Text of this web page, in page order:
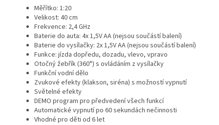
Měřítko: 1:20
Velikost: 40 cm
Frekvence: 2,4 GHz
Baterie do auta: 4x 1,5V AA (nejsou součástí balení)
Baterie do vysílačky: 2x 1,5V AA (nejsou součástí balení)
Funkce: jízda dopředu, dozadu, vlevo, vpravo
Otočný žebřík (360°) s ovládáním z vysílačky
Funkční vodní dělo
Zvukové efekty (klakson, siréna) s možností vypnutí
Světelné efekty
DEMO program pro předvedení všech funkcí
Automatické vypnutí po 60 sekundách nečinnosti
Vhodné pro děti od 6 let